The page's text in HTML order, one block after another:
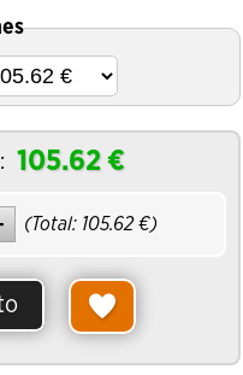
: 105.62€
(Total: 105.62€)